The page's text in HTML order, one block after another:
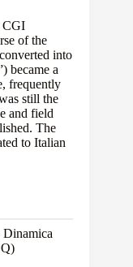
CGI
of the
into
became a
frequently
still the
and field
The
to Italian
Dinamica